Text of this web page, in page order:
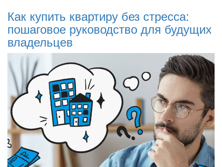
Как купить квартиру без стресса:
пошаговое руководство для будущих
владельцев